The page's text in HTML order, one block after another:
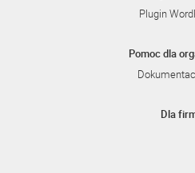
Plugin
Pomoc dla
Dla